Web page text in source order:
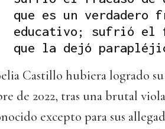
que es un verdadero
educativo; sufrió el
que la dejó
Castillo hubiera logrado
de 2022, tras una brutal
excepto para sus